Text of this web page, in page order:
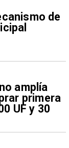
de
amplía
primera
UF y 30